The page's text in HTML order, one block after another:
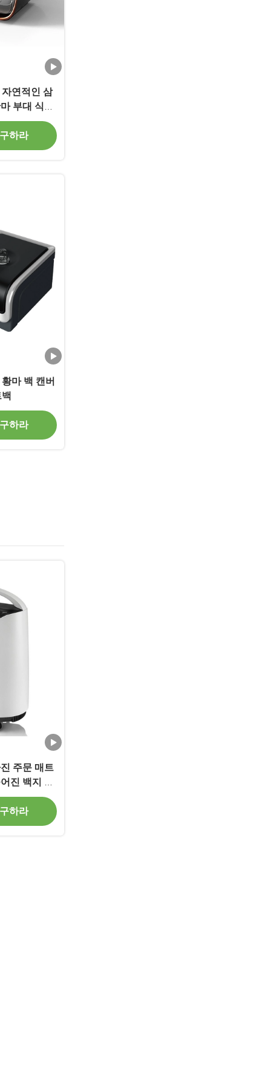
연적인 삼
부대 식료
하라
마 백 캔버
하라
주문 매트
진 백지 선
하라